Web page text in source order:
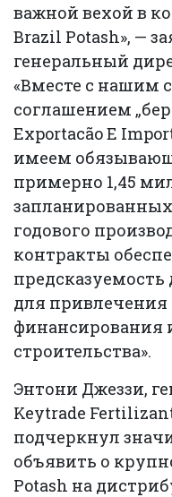
важной вехой в
Brazil Potash», —
генеральный
«Вместе с
соглашением
Exportacão E
имеем
примерно 1,45
годового
контракты
для привлечения
финансирования
строительства».
Энтони Джеззи,
Keytrade
подчеркнул
объявить о
Potash на